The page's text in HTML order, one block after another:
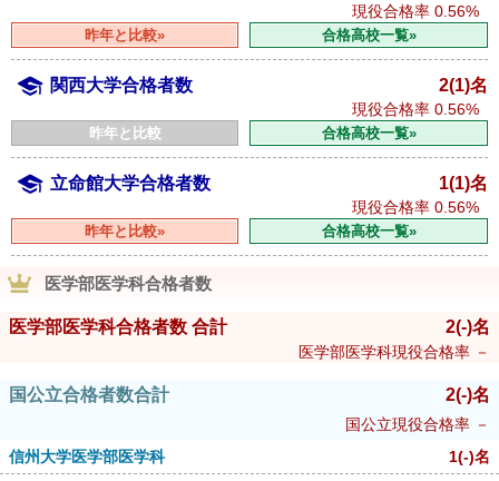
現役合格率 0.56%
昨年と比較» 合格高校一覧»
関西大学合格者数 2(1)名
現役合格率 0.56%
昨年と比較 合格高校一覧»
立命館大学合格者数 1(1)名
現役合格率 0.56%
昨年と比較» 合格高校一覧»
医学部医学科合格者数
医学部医学科合格者数 合計 2(-)名
医学部医学科現役合格率 －
国公立合格者数合計 2(-)名
国公立現役合格率 －
信州大学医学部医学科
1(-)名